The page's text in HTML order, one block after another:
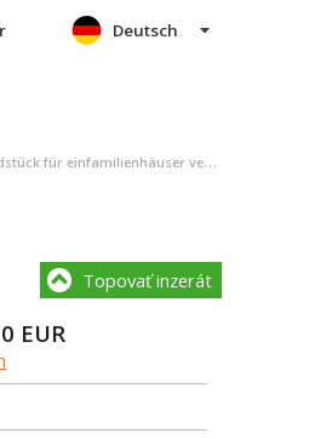
Deutsch
für einfamilienhäuser verkauf (angebot) Toporec
Topovať inzerát
EUR